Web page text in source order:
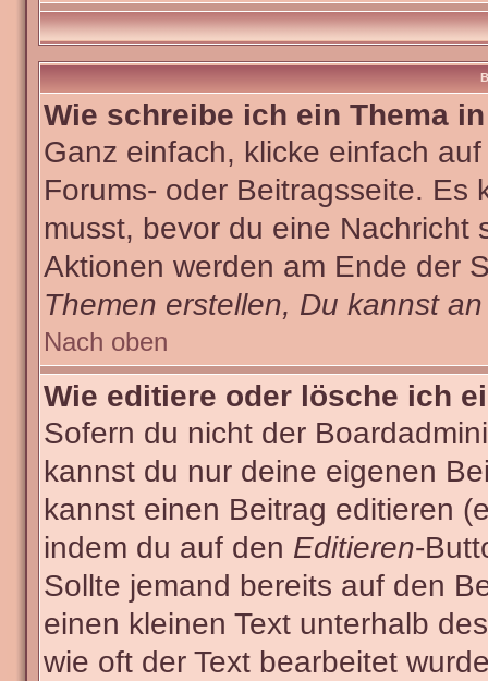
Wie schreibe ich ein Thema
Ganz einfach, klicke einfach
Forums- oder Beitragsseite. Es
musst, bevor du eine
Aktionen werden am Ende der
Themen erstellen, Du kannst
Nach oben
Wie editiere oder lösche ich
Sofern du nicht der
kannst du nur deine eigenen
kannst einen Beitrag editieren
indem du auf den Editieren-
Sollte jemand bereits auf den
einen kleinen Text unterhalb
wie oft der Text bearbeitet